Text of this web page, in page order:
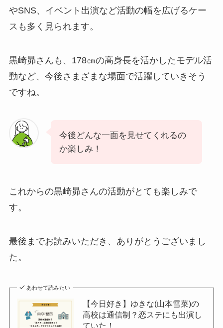
やSNS、イベント出演など活動の幅を広げるケー
スも多く見られます。
黒崎昴さんも、178㎝の高身長を活かしたモデル活
動など、今後さまざまな場面で活躍していきそう
ですね。
今後どんな一面を見せてくれるの
か楽しみ！
これからの黒崎昴さんの活動がとても楽しみで
す。
最後までお読みいただき、ありがとうございまし
た。
あわせて読みたい
【今日好き】ゆきな(山本雪菜)の
高校は通信制？恋ステにも出演し
ていた！